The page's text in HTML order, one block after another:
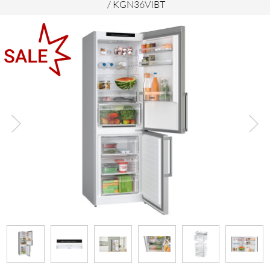
/ KGN36VIBT